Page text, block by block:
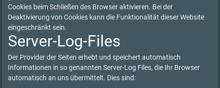
Cookies beim Schließen des Browser aktivieren. Bei der
Deaktivierung von Cookies kann die Funktionalität dieser Website
eingeschränkt sein.
Server-Log-Files
Der Provider der Seiten erhebt und speichert automatisch
Informationen in so genannten Server-Log Files, die Ihr Browser
automatisch an uns übermittelt. Dies sind: